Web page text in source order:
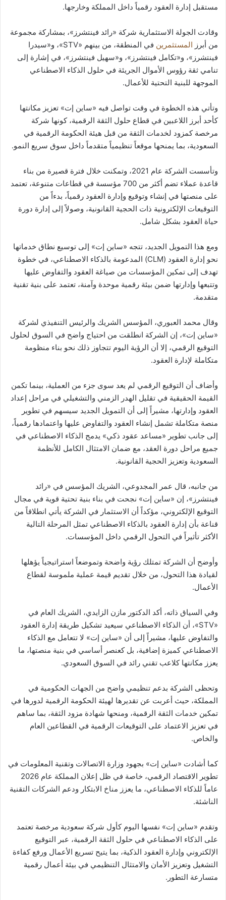
مستقبل إدارة العقود رقمياً داخل المملكة وخارجها.
وقادت الجولة الاستثمارية شركة «رائد فينتشرز»، بمشاركة مجموعة
من أبرز المستثمرين
في المنطقة، من بينهم «STV»، و«سيدرا
فينتشرز»، و«تكامل فينتشرز»، و«سهيل فينتشرز»، في إشارة إلى
تنامي ثقة رؤوس الأموال الجريئة في حلول الذكاء الاصطناعي
الموجهة للبنية التحتية للأعمال.
وتأتي هذه الخطوة في وقت تواصل فيه «ساين إت» تعزيز مكانتها
كأحد أبرز اللاعبين في قطاع حلول الثقة الرقمية، كونها شركة
مرخصة كمزود لخدمات الثقة من قبل هيئة الحكومة الرقمية في
السعودية، بما يمنحها موقعاً تنظيمياً متقدماً داخل سوق سريع النمو.
وتأسست الشركة عام 2021، وتمكنت خلال فترة قصيرة من بناء
قاعدة عملاء تضم أكثر من 700 مؤسسة في قطاعات متنوعة، تعتمد
على منصتها في إنشاء وتوقيع وإدارة العقود رقمياً، بدءاً من
التوقيعات الإلكترونية ذات الحجية القانونية، وصولاً إلى إدارة دورة
حياة العقود بشكل شامل.
ومع هذا التمويل الجديد، تتجه «ساين إت» إلى توسيع نطاق خدماتها
نحو إدارة العقود (CLM) المدعومة بالذكاء الاصطناعي، في خطوة
تهدف إلى تمكين المؤسسات من صياغة العقود والتفاوض عليها
وتتبعها وإدارتها ضمن بيئة رقمية موحدة وآمنة، تعتمد على بنية تقنية
متقدمة.
وقال محمد العبوري، المؤسس الشريك والرئيس التنفيذي لشركة
«ساين إت»، إن الشركة انطلقت من احتياج واضح في السوق لحلول
التوقيع الرقمي، إلا أن الرؤية اليوم تتجاوز ذلك نحو بناء منظومة
متكاملة لإدارة العقود.
وأضاف أن التوقيع الرقمي لم يعد سوى جزء من العملية، بينما تكمن
القيمة الحقيقية في تقليل الهدر الزمني والتشغيلي في مراحل إعداد
العقود وإدارتها، مشيراً إلى أن التمويل الجديد سيسهم في تطوير
منصة متكاملة تشمل إنشاء العقود والتفاوض عليها واعتمادها رقمياً،
إلى جانب تطوير «مساعد عقود ذكي» يدمج الذكاء الاصطناعي في
جميع مراحل دورة العقد، مع ضمان الامتثال الكامل للأنظمة
السعودية وتعزيز الحجية القانونية.
من جانبه، قال عمر المجدوعي، الشريك المؤسس في «رائد
فينتشرز»، إن «ساين إت» نجحت في بناء بنية تحتية قوية في مجال
التوقيع الإلكتروني، مؤكداً أن الاستثمار في الشركة يأتي انطلاقاً من
قناعة بأن إدارة العقود بالذكاء الاصطناعي تمثل المرحلة التالية
الأكثر تأثيراً في التحول الرقمي داخل المؤسسات.
وأوضح أن الشركة تمتلك رؤية واضحة وتموضعاً استراتيجياً يؤهلها
لقيادة هذا التحول، من خلال تقديم قيمة عملية ملموسة لقطاع
الأعمال.
وفي السياق ذاته، أكد الدكتور مازن الزايدي، الشريك العام في
«STV»، أن الذكاء الاصطناعي سيعيد تشكيل طريقة إدارة العقود
والتفاوض عليها، مشيراً إلى أن «ساين إت» لا تتعامل مع الذكاء
الاصطناعي كميزة إضافية، بل كعنصر أساسي في بنية منصتها، ما
يعزز مكانتها كلاعب تقني رائد في السوق السعودي.
وتحظى الشركة بدعم تنظيمي واضح من الجهات الحكومية في
المملكة، حيث أعربت عن تقديرها لهيئة الحكومة الرقمية لدورها في
تمكين خدمات الثقة الرقمية، ومنحها شهادة مزود الثقة، بما ساهم
في تعزيز الاعتماد على التوقيعات الرقمية في القطاعين العام
والخاص.
كما أشادت «ساين إت» بجهود وزارة الاتصالات وتقنية المعلومات في
تطوير الاقتصاد الرقمي، خاصة في ظل إعلان المملكة عام 2026
عاماً للذكاء الاصطناعي، ما يعزز مناخ الابتكار ودعم الشركات التقنية
الناشئة.
وتقدم «ساين إت» نفسها اليوم كأول شركة سعودية مرخصة تعتمد
على الذكاء الاصطناعي في حلول الثقة الرقمية، عبر التوقيع
الإلكتروني وإدارة العقود الذكية، بما يتيح تسريع الأعمال ورفع كفاءة
التشغيل وتعزيز الأمان والامتثال التنظيمي في بيئة أعمال رقمية
متسارعة التطور.